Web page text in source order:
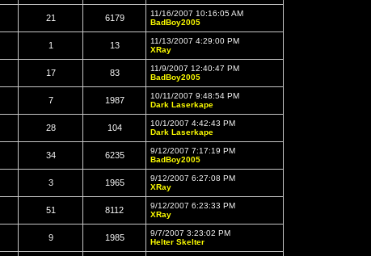
21 6179
11/16/2007 10:16:05 AM
BadBoy2005
1 13
11/13/2007 4:29:00 PM
XRay
17 83
11/9/2007 12:40:47 PM
BadBoy2005
7 1987
10/11/2007 9:48:54 PM
Dark Laserkape
28 104
10/1/2007 4:42:43 PM
Dark Laserkape
34 6235
9/12/2007 7:17:19 PM
BadBoy2005
3 1965
9/12/2007 6:27:08 PM
XRay
51 8112
9/12/2007 6:23:33 PM
XRay
9 1985
9/7/2007 3:23:02 PM
Helter Skelter